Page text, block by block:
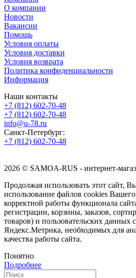
О компании
Новости
Вакансии
Помощь
Условия оплаты
Условия доставки
Условия возврата
Политика конфиденциальности
Информация
Наши контакты
+7 (812) 602-70-48
+7 (812) 602-70-48
info@u-78.ru
Санкт-Петербург:
+7 (812) 602-70-48
2026 © SAMOA-RUS - интернет-
Продолжая использовать этот сайт,
использование файлов cookies Вашего
корректной работы функционала
регистрации, корзины, заказов,
товаров) и пользовательских
Яндекс.Метрика, необходимых для
качества работы сайта.
Понятно
Подробнее